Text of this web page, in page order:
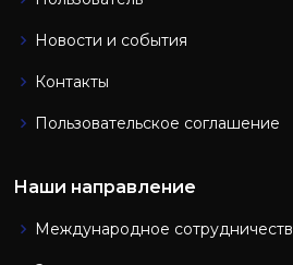
Новости и события
Контакты
Пользовательское соглашение
Наши направление
Международное